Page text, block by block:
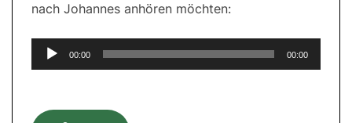
nach Johannes anhören möchten:
Audio-
Player
00:00 00:00